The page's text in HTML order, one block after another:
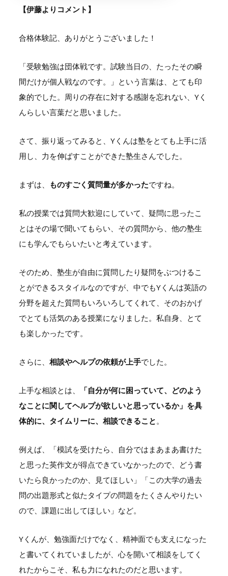
【伊藤よりコメント】
合格体験記、ありがとうございました！
「受験勉強は団体戦です。試験当日の、たったその瞬
間だけが個人戦なのです。」という言葉は、とても印
象的でした。周りの存在に対する感謝を忘れない、Yく
んらしい言葉だと思いました。
さて、振り返ってみると、Yくんは塾をとても上手に活
用し、力を伸ばすことができた塾生さんでした。
まずは、 ものすごく質問量が多かったですね。
私の授業では質問大歓迎にしていて、疑問に思ったこ
とはその場で聞いてもらい、その質問から、他の塾生
にも学んでもらいたいと考えています。
そのため、塾生が自由に質問したり疑問をぶつけるこ
とができるスタイルなのですが、中でもYくんは英語の
分野を超えた質問もいろいろしてくれて、そのおかげ
でとても活気のある授業になりました。私自身、とて
も楽しかったです。
さらに、 相談やヘルプの依頼が上手でした。
上手な相談とは、
「自分が何に困っていて、どのよう
なことに関してヘルプが欲しいと思っているか」を具
体的に、タイムリーに、相談できること 。
例えば、「模試を受けたら、自分ではまあまあ書けた
と思った英作文が得点できていなかったので、どう書
いたら良かったのか、見てほしい」「この大学の過去
問の出題形式と似たタイプの問題をたくさんやりたい
ので、課題に出してほしい」など。
Yくんが、勉強面だけでなく、精神面でも支えになった
と書いてくれていましたが、心を開いて相談をしてく
れたからこそ、私も力になれたのだと思います。